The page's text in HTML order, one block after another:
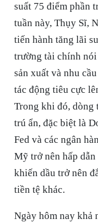
suất 75 điểm phần
tuần này, Thụy Sĩ,
tiến hành tăng lãi
trường tài chính
sản xuất và nhu
tác động tiêu cực
Trong khi đó, dòng
trú ẩn, đặc biệt là
Fed và các ngân
Mỹ trở nên hấp
khiến dầu trở nên
tiền tệ khác.
Ngày hôm nay khả